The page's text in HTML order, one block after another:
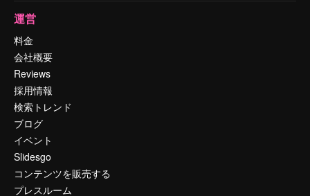
運営
料金
会社概要
Reviews
採用情報
検索トレンド
ブログ
イベント
Slidesgo
コンテンツを販売する
プレスルーム